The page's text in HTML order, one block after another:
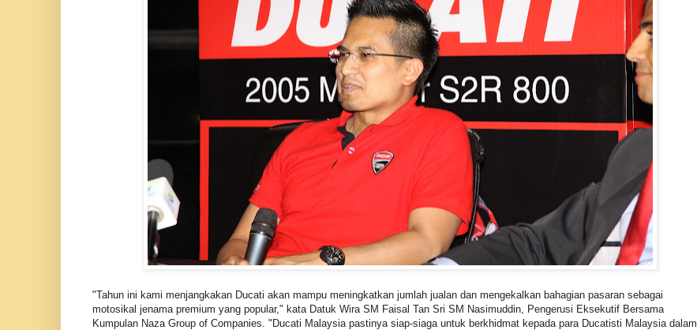
"Tahun ini kami menjangkakan Ducati akan mampu meningkatkan jumlah jualan dan mengekalkan bahagian pasaran sebagai
motosikal jenama premium yang popular," kata Datuk Wira SM Faisal Tan Sri SM Nasimuddin, Pengerusi Eksekutif Bersama
Kumpulan Naza Group of Companies. "Ducati Malaysia pastinya siap-siaga untuk berkhidmat kepada para Ducatisti Malaysia dalam